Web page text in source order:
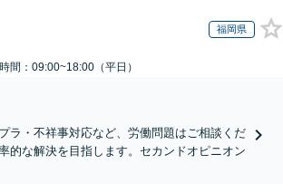
福岡県
間：09:00~18:00（平日）
ラ・不祥事対応など、労働問題はご相談くだ
的な解決を目指します。セカンドオピニオン